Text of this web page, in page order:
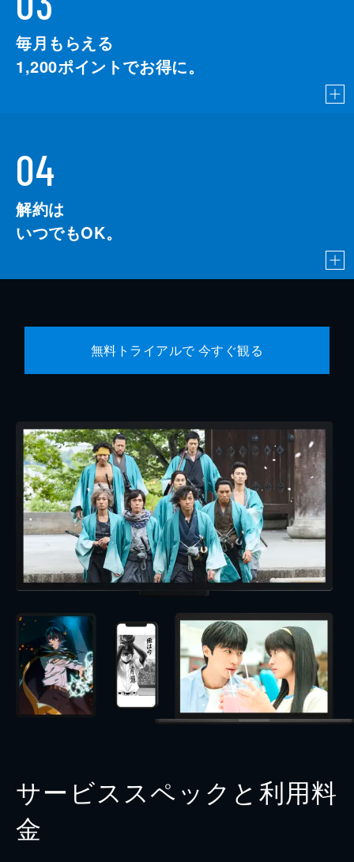
毎月もらえる
1,200ポイントでお得に。
04
解約は
いつでもOK。
無料トライアルで 今すぐ観る
サービススペックと利用料
金